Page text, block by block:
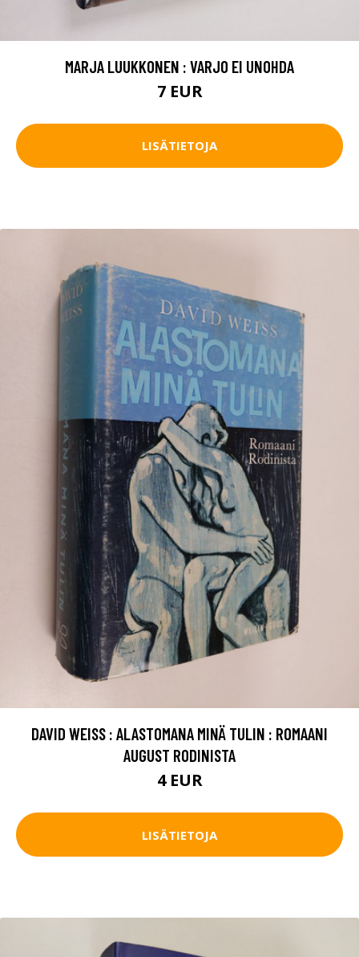
MARJA LUUKKONEN : VARJO EI UNOHDA
7 EUR
LISÄTIETOJA
DAVID WEISS : ALASTOMANA MINÄ TULIN : ROMAANI
AUGUST RODINISTA
4 EUR
LISÄTIETOJA